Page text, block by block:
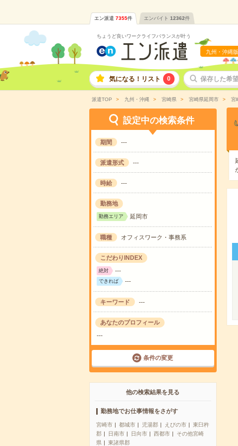
エン派遣 7355件 エンバイト 12362件
ちょうど良いワークライフバランスが叶う
九州・沖縄版
気になる！リスト 0 保存した希
派遣TOP 九州・沖縄 宮崎県 宮崎県延岡市 宮
設定中の検索条件
期間 ---
派遣形式 ---
時給 ---
勤務地
勤務エリア 延岡市
職種 オフィスワーク・事務系
こだわりINDEX
絶対 ---
できれば ---
キーワード ---
あなたのプロフィール
---
条件の変更
他の検索結果を見る
勤務地でお仕事情報をさがす
宮崎市 都城市 児湯郡 えびの市
東臼杵
郡
日南市 日向市 西都市
その他宮崎
県
東諸県郡